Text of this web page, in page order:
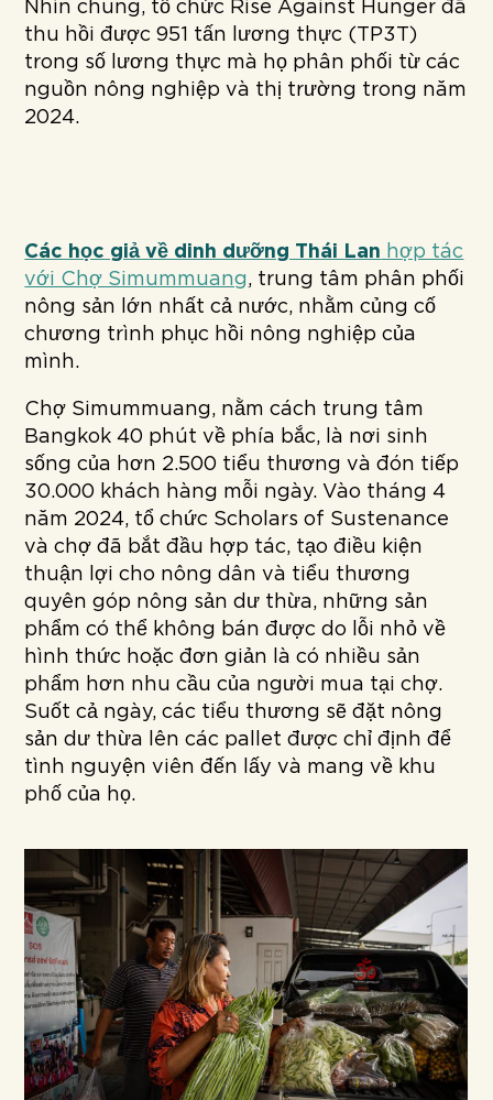
Nhìn chung, tổ chức Rise Against Hunger đã
thu hồi được 951 tấn lương thực (TP3T)
trong số lương thực mà họ phân phối từ các
nguồn nông nghiệp và thị trường trong năm
2024.
Các học giả về dinh dưỡng Thái Lan hợp tác
với Chợ Simummuang, trung tâm phân phối
nông sản lớn nhất cả nước, nhằm củng cố
chương trình phục hồi nông nghiệp của
mình.
Chợ Simummuang, nằm cách trung tâm
Bangkok 40 phút về phía bắc, là nơi sinh
sống của hơn 2.500 tiểu thương và đón tiếp
30.000 khách hàng mỗi ngày. Vào tháng 4
năm 2024, tổ chức Scholars of Sustenance
và chợ đã bắt đầu hợp tác, tạo điều kiện
thuận lợi cho nông dân và tiểu thương
quyên góp nông sản dư thừa, những sản
phẩm có thể không bán được do lỗi nhỏ về
hình thức hoặc đơn giản là có nhiều sản
phẩm hơn nhu cầu của người mua tại chợ.
Suốt cả ngày, các tiểu thương sẽ đặt nông
sản dư thừa lên các pallet được chỉ định để
tình nguyện viên đến lấy và mang về khu
phố của họ.